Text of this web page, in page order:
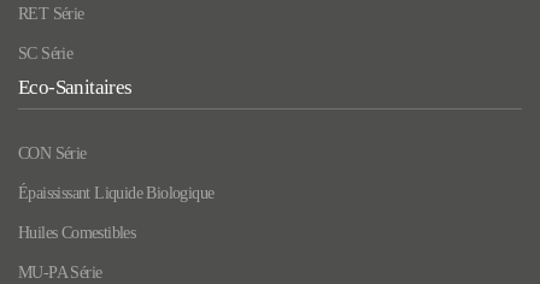
RET Série
SC Série
Eco-Sanitaires
CON Série
Épaississant Liquide Biologique
Huiles Comestibles
MU-PA Série